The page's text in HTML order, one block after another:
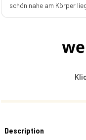
schön nahe am Körper
Description